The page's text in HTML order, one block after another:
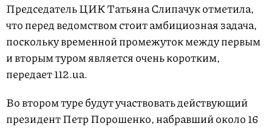
Председатель ЦИК Татьяна Слипачук отметила,
что перед ведомством стоит амбициозная задача,
поскольку временной промежуток между первым
и вторым туром является очень коротким,
передает 112.ua.
Во втором туре будут участвовать действующий
президент Петр Порошенко, набравший около 16